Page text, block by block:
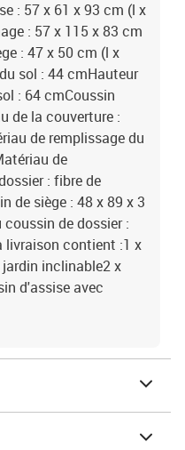
: 57 x 61 x 93 cm (l x
: 57 x 115 x 83 cm
: 47 x 50 cm (l x
sol : 44 cmHauteur
: 64 cmCoussin
de la couverture :
de remplissage du
de
: fibre de
de siège : 48 x 89 x 3
de dossier :
livraison contient :1 x
inclinable2 x
d'assise avec